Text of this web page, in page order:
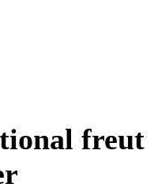
freut